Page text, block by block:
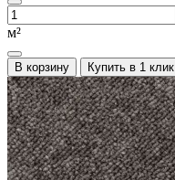
м²
В корзину Купить в 1 клик